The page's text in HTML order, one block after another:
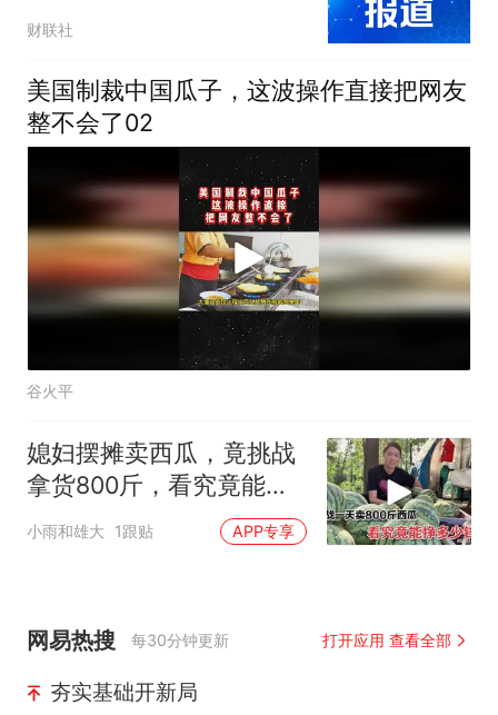
ETF
财联社
美国制裁中国瓜子，这波操作直接把网友
整不会了02
谷火平
媳妇摆摊卖西瓜，竟挑战
拿货800斤，看究竟能不
能卖完？
小雨和雄大 1跟贴 APP专享
网易热搜 每30分钟更新 打开应用 查看全部
夯实基础开新局